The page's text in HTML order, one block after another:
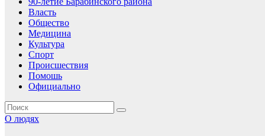
Власть
Общество
Медицина
Культура
Спорт
Происшествия
Помошь
Официально
О людях